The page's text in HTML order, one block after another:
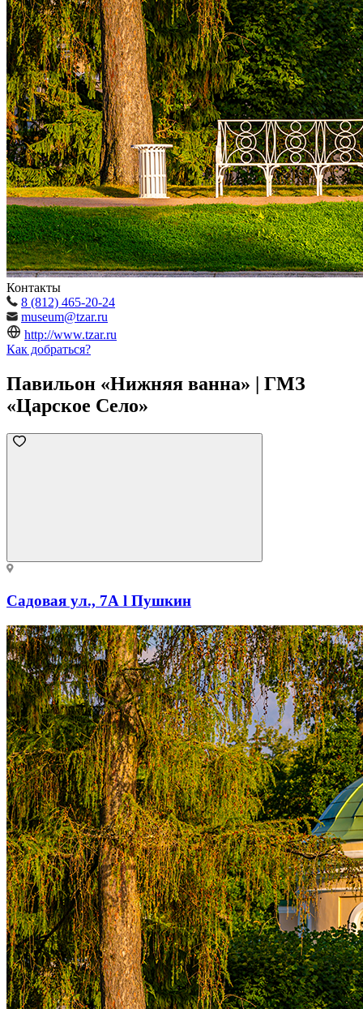
Контакты
8 (812) 465-20-24
museum@tzar.ru
http://www.tzar.ru
Как добраться?
Павильон «Нижняя ванна» | ГМЗ
«Царское Село»
Садовая ул., 7А l Пушкин